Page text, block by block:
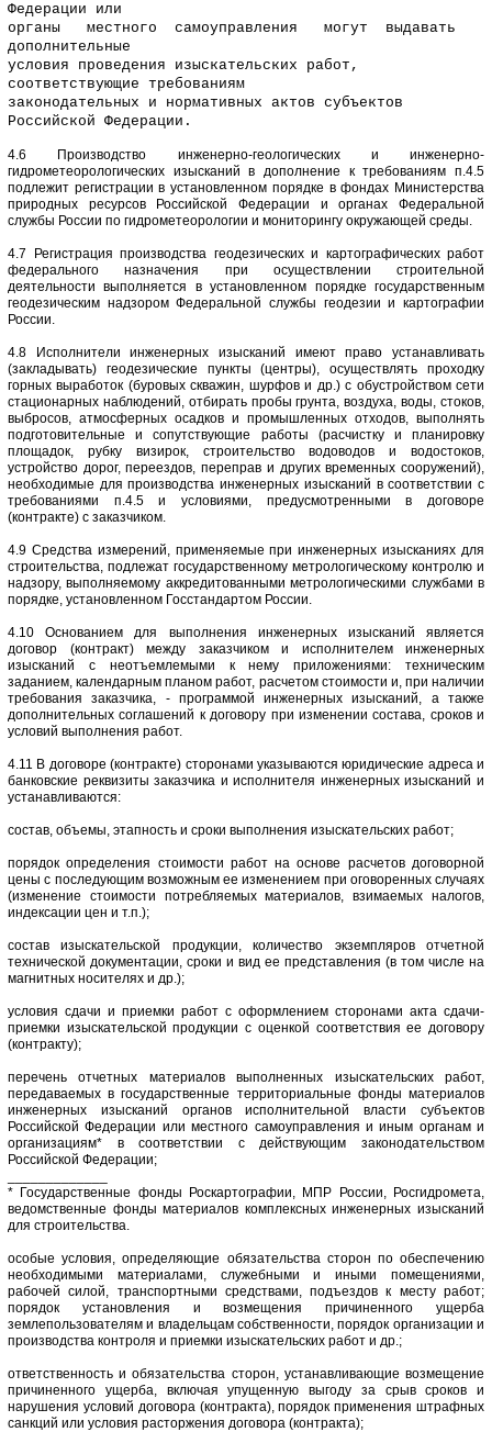
Федерации или
органы местного самоуправления могут выдавать
дополнительные
условия проведения изыскательских работ,
соответствующие требованиям
законодательных и нормативных актов субъектов
Российской Федерации.
4.6 Производство инженерно-геологических и инженерно-
гидрометеорологических изысканий в дополнение к требованиям п.4.5
подлежит регистрации в установленном порядке в фондах Министерства
природных ресурсов Российской Федерации и органах Федеральной
службы России по гидрометеорологии и мониторингу окружающей среды.
4.7 Регистрация производства геодезических и картографических работ
федерального назначения при осуществлении строительной
деятельности выполняется в установленном порядке государственным
геодезическим надзором Федеральной службы геодезии и картографии
России.
4.8 Исполнители инженерных изысканий имеют право устанавливать
(закладывать) геодезические пункты (центры), осуществлять проходку
горных выработок (буровых скважин, шурфов и др.) с обустройством сети
стационарных наблюдений, отбирать пробы грунта, воздуха, воды, стоков,
выбросов, атмосферных осадков и промышленных отходов, выполнять
подготовительные и сопутствующие работы (расчистку и планировку
площадок, рубку визирок, строительство водоводов и водостоков,
устройство дорог, переездов, переправ и других временных сооружений),
необходимые для производства инженерных изысканий в соответствии с
требованиями п.4.5 и условиями, предусмотренными в договоре
(контракте) с заказчиком.
4.9 Средства измерений, применяемые при инженерных изысканиях для
строительства, подлежат государственному метрологическому контролю и
надзору, выполняемому аккредитованными метрологическими службами в
порядке, установленном Госстандартом России.
4.10 Основанием для выполнения инженерных изысканий является
договор (контракт) между заказчиком и исполнителем инженерных
изысканий с неотъемлемыми к нему приложениями: техническим
заданием, календарным планом работ, расчетом стоимости и, при наличии
требования заказчика, - программой инженерных изысканий, а также
дополнительных соглашений к договору при изменении состава, сроков и
условий выполнения работ.
4.11 В договоре (контракте) сторонами указываются юридические адреса и
банковские реквизиты заказчика и исполнителя инженерных изысканий и
устанавливаются:
состав, объемы, этапность и сроки выполнения изыскательских работ;
порядок определения стоимости работ на основе расчетов договорной
цены с последующим возможным ее изменением при оговоренных случаях
(изменение стоимости потребляемых материалов, взимаемых налогов,
индексации цен и т.п.);
состав изыскательской продукции, количество экземпляров отчетной
технической документации, сроки и вид ее представления (в том числе на
магнитных носителях и др.);
условия сдачи и приемки работ с оформлением сторонами акта сдачи-
приемки изыскательской продукции с оценкой соответствия ее договору
(контракту);
перечень отчетных материалов выполненных изыскательских работ,
передаваемых в государственные территориальные фонды материалов
инженерных изысканий органов исполнительной власти субъектов
Российской Федерации или местного самоуправления и иным органам и
организациям* в соответствии с действующим законодательством
Российской Федерации;
* Государственные фонды Роскартографии, МПР России, Росгидромета,
ведомственные фонды материалов комплексных инженерных изысканий
для строительства.
особые условия, определяющие обязательства сторон по обеспечению
необходимыми материалами, служебными и иными помещениями,
рабочей силой, транспортными средствами, подъездов к месту работ;
порядок установления и возмещения причиненного ущерба
землепользователям и владельцам собственности, порядок организации и
производства контроля и приемки изыскательских работ и др.;
ответственность и обязательства сторон, устанавливающие возмещение
причиненного ущерба, включая упущенную выгоду за срыв сроков и
нарушения условий договора (контракта), порядок применения штрафных
санкций или условия расторжения договора (контракта);